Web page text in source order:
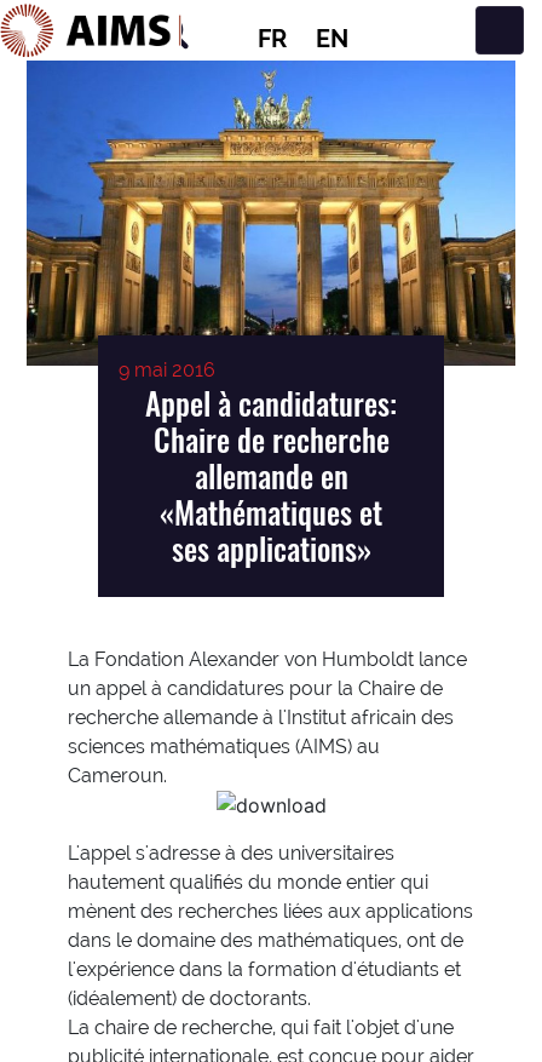
FR EN
Navigation principale
9 mai 2016
Appel à candidatures:
Chaire de recherche
allemande en
«Mathématiques et
ses applications»
La Fondation Alexander von Humboldt lance
un appel à candidatures pour la Chaire de
recherche allemande à l'Institut africain des
sciences mathématiques (AIMS) au
Cameroun.
L'appel s'adresse à des universitaires
hautement qualifiés du monde entier qui
mènent des recherches liées aux applications
dans le domaine des mathématiques, ont de
l'expérience dans la formation d'étudiants et
(idéalement) de doctorants.
La chaire de recherche, qui fait l'objet d'une
publicité internationale, est conçue pour aider